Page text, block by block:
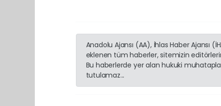
Anadolu Ajansı (AA), İhlas Haber Ajansı
eklenen tüm haberler, sitemizin
Bu haberlerde yer alan hukuki
tutulamaz...